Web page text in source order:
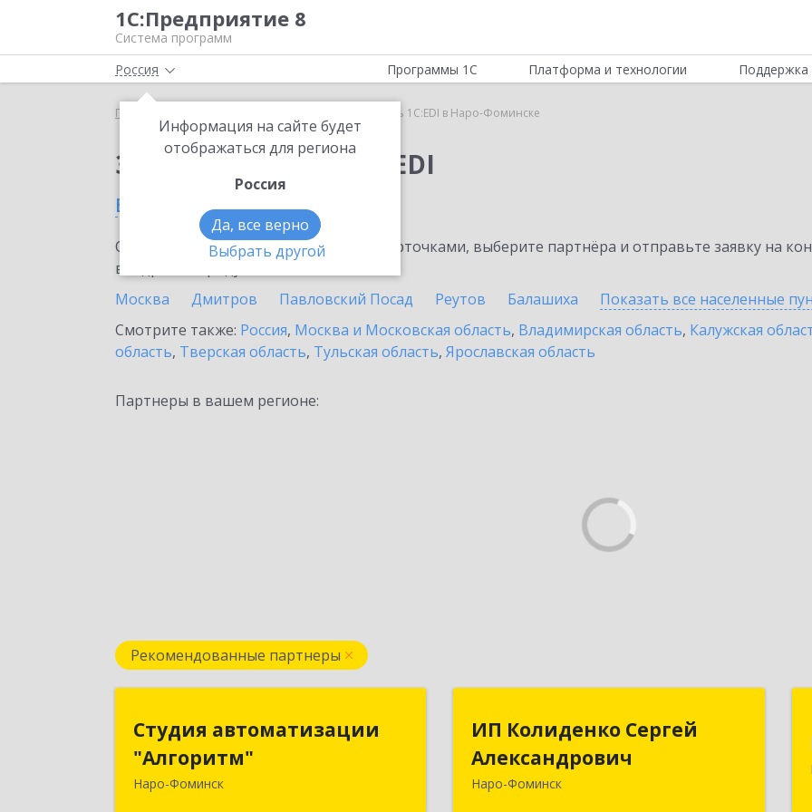
1С:Предприятие 8
Система программ
Россия
Информация на сайте будет
отображаться для региона
Россия
Да, все верно
Выбрать другой
Программы 1С Платформа и технологии Поддержка
Главная Модуль 1C:EDI в Наро-Фоминске
Заказать Модуль 1C:EDI
в Наро-Фоминске
Ознакомьтесь с информационными карточками, выберите партнёра и отправьте заявку на
внедрение продукта.
Москва
Дмитров Павловский Посад Реутов Балашиха Показать все населенные
Смотрите также: Россия, Москва и Московская область, Владимирская область, Калужская
область, Тверская область, Тульская область, Ярославская область
Партнеры в вашем регионе:
Рекомендованные партнеры
Студия автоматизации
"Алгоритм"
Наро-Фоминск
"Алгоритм"
143306, Московская обл, г.о. Наро-
ИП Колиденко Сергей
Александрович
Наро-Фоминск
ИП Колиденко Сергей
Александрович
143300, Московская обл, Наро-